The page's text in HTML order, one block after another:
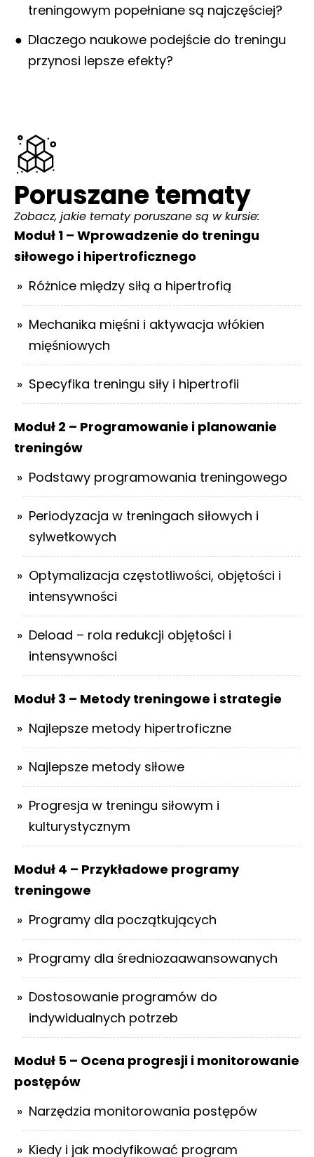
treningowym popełniane są najczęściej?
Dlaczego naukowe podejście do treningu
przynosi lepsze efekty?
Poruszane tematy
Zobacz, jakie tematy poruszane są w kursie:
Moduł 1 – Wprowadzenie do treningu
siłowego i hipertroficznego
Różnice między siłą a hipertrofią
Mechanika mięśni i aktywacja włókien
mięśniowych
Specyfika treningu siły i hipertrofii
Moduł 2 – Programowanie i planowanie
treningów
Podstawy programowania treningowego
Periodyzacja w treningach siłowych i
sylwetkowych
Optymalizacja częstotliwości, objętości i
intensywności
Deload – rola redukcji objętości i
intensywności
Moduł 3 – Metody treningowe i strategie
Najlepsze metody hipertroficzne
Najlepsze metody siłowe
Progresja w treningu siłowym i
kulturystycznym
Moduł 4 – Przykładowe programy
treningowe
Programy dla początkujących
Programy dla średniozaawansowanych
Dostosowanie programów do
indywidualnych potrzeb
Moduł 5 – Ocena progresji i monitorowanie
postępów
Narzędzia monitorowania postępów
Kiedy i jak modyfikować program